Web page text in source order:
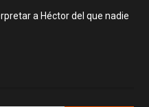
a Héctor del que nadie